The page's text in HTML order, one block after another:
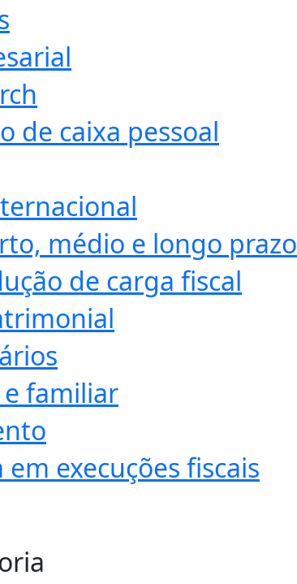
de caixa pessoal
médio e longo prazo
de carga fiscal
familiar
execuções fiscais